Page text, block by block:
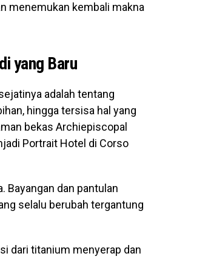
menemukan kembali makna
yang Baru
adalah tentang
hingga tersisa hal yang
bekas Archiepiscopal
Portrait Hotel di Corso
Bayangan dan pantulan
selalu berubah tergantung
dari titanium menyerap dan